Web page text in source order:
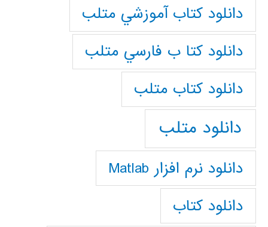
دانلود كتاب آموزشي متلب
دانلود كتا ب فارسي متلب
دانلود كتاب متلب
دانلود متلب
دانلود نرم افزار Matlab
دانلود کتاب